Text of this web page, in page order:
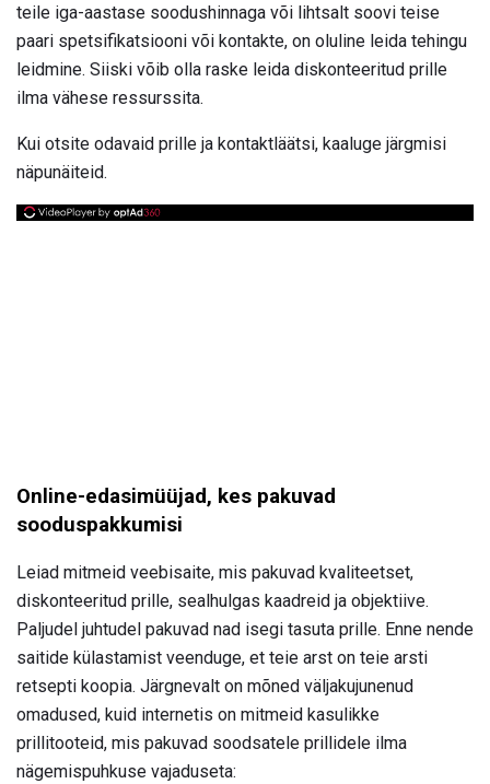
teile iga-aastase soodushinnaga või lihtsalt soovi teise
paari spetsifikatsiooni või kontakte, on oluline leida tehingu
leidmine. Siiski võib olla raske leida diskonteeritud prille
ilma vähese ressurssita.
Kui otsite odavaid prille ja kontaktläätsi, kaaluge järgmisi
näpunäiteid.
Online-edasimüüjad, kes pakuvad
sooduspakkumisi
Leiad mitmeid veebisaite, mis pakuvad kvaliteetset,
diskonteeritud prille, sealhulgas kaadreid ja objektiive.
Paljudel juhtudel pakuvad nad isegi tasuta prille. Enne nende
saitide külastamist veenduge, et teie arst on teie arsti
retsepti koopia. Järgnevalt on mõned väljakujunenud
omadused, kuid internetis on mitmeid kasulikke
prillitooteid, mis pakuvad soodsatele prillidele ilma
nägemispuhkuse vajaduseta: